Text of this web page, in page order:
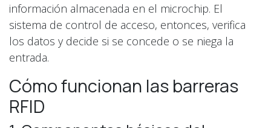
información almacenada en el microchip. El
sistema de control de acceso, entonces, verifica
los datos y decide si se concede o se niega la
entrada.
Cómo funcionan las barreras
RFID